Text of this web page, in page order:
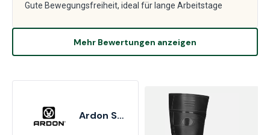
Gute Bewegungsfreiheit, ideal für lange Arbeitstage
Mehr Bewertungen anzeigen
Ardon Safety